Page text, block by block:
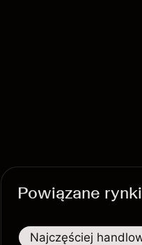
Powiązane rynki
Najczęściej